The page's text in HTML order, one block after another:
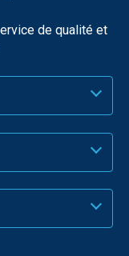
de qualité et